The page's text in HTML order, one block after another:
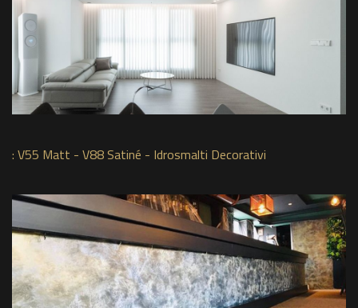
: V55 Matt - V88 Satiné - Idrosmalti Decorativi